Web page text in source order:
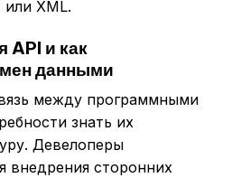
XML.
API и как
данными
между программными
знать их
Девелоперы
внедрения сторонних